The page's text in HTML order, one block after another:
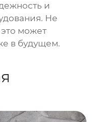
и
Не
это может
в будущем.